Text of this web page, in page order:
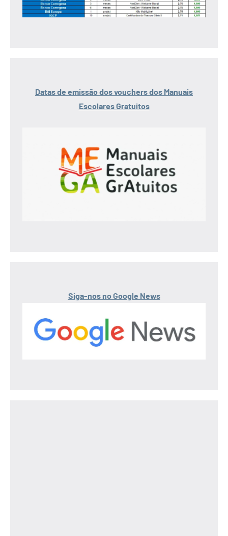
Datas de emissão dos vouchers dos Manuais
Escolares Gratuitos
Siga-nos no Google News